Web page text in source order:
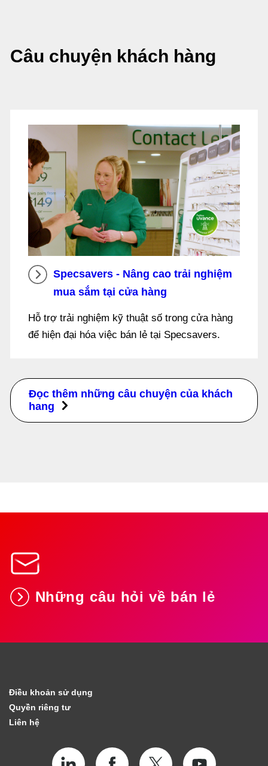
Câu chuyện khách hàng
Specsavers - Nâng cao trải nghiệm
mua sắm tại cửa hàng
Hỗ trợ trải nghiệm kỹ thuật số trong cửa hàng
để hiện đại hóa việc bán lẻ tại Specsavers.
Đọc thêm những câu chuyện của khách
hang
Những câu hỏi về bán lẻ
Điều khoản sử dụng
Quyền riêng tư
Liên hệ